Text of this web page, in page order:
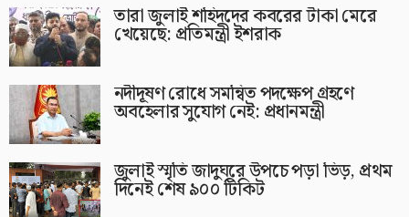
তারা জুলাই শহিদদের কবরের টাকা মেরে
খেয়েছে: প্রতিমন্ত্রী ইশরাক
নদীদূষণ রোধে সমন্বিত পদক্ষেপ গ্রহণে
অবহেলার সুযোগ নেই: প্রধানমন্ত্রী
জুলাই স্মৃতি জাদুঘরে উপচে পড়া ভিড়, প্রথম
দিনেই শেষ ৯০০ টিকিট